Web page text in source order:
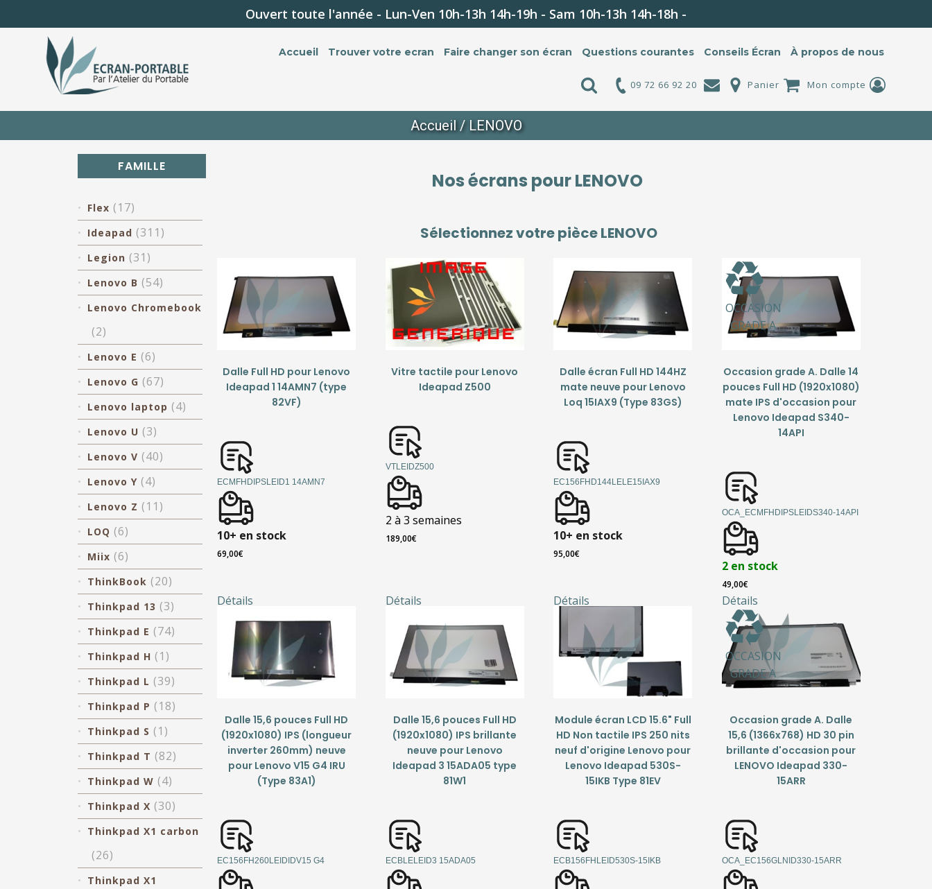
Ouvert toute l'année - Lun-Ven 10h-13h 14h-19h - Sam 10h-13h 14h-18h -
Accueil Trouver votre ecran Faire changer son écran Questions courantes Conseils Écran À propos de nous
09 72 66 92 20 Panier Mon compte
Accueil/ LENOVO
FAMILLE
Flex (17)
Ideapad (311)
Legion (31)
Lenovo B (54)
Lenovo Chromebook
(2)
Lenovo E (6)
Lenovo G (67)
Lenovo laptop (4)
Lenovo U (3)
Lenovo V (40)
Lenovo Y (4)
Lenovo Z (11)
LOQ (6)
Miix (6)
ThinkBook (20)
Thinkpad 13 (3)
Thinkpad E (74)
Thinkpad H (1)
Thinkpad L (39)
Thinkpad P (18)
Thinkpad S (1)
Thinkpad T (82)
Thinkpad W (4)
Thinkpad X (30)
Thinkpad X1 carbon
(26)
Thinkpad X1
Nos écrans pourLENOVO
Sélectionnez votre pièceLENOVO
Détails
Dalle Full HD pour Lenovo
Ideapad 1 14AMN7 (type
82VF)
ECMFHDIPSLEID1 14AMN7
10+ en stock
69,00€
Détails
Vitre tactile pour Lenovo
Ideapad Z500
VTLEIDZ500
2 à 3 semaines
189,00€
Détails
Dalle écran Full HD 144HZ
mate neuve pour Lenovo
Loq 15IAX9 (Type 83GS)
EC156FHD144LELE15IAX9
10+ en stock
95,00€
OCCASION
GRADE A
Détails
Occasion grade A. Dalle 14
pouces Full HD (1920x1080)
mate IPS d'occasion pour
Lenovo Ideapad S340-
14API
OCA_ECMFHDIPSLEIDS340-14API
2 en stock
49,00€
Dalle 15,6 pouces Full HD
(1920x1080) IPS (longueur
inverter 260mm) neuve
pour Lenovo V15 G4 IRU
(Type 83A1)
EC156FH260LEIDIDV15 G4
Dalle 15,6 pouces Full HD
(1920x1080) IPS brillante
neuve pour Lenovo
Ideapad 3 15ADA05 type
81W1
ECBLELEID3 15ADA05
Module écran LCD 15.6" Full
HD Non tactile IPS 250 nits
neuf d'origine Lenovo pour
Lenovo Ideapad 530S-
15IKB Type 81EV
ECB156FHLEID530S-15IKB
OCCASION
GRADE A
Occasion grade A. Dalle
15,6 (1366x768) HD 30 pin
brillante d'occasion pour
LENOVO Ideapad 330-
15ARR
OCA_EC156GLNID330-15ARR